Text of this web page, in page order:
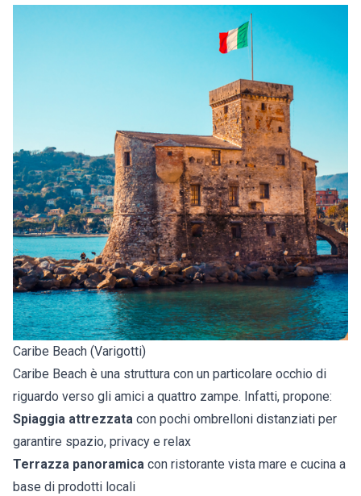
Caribe Beach (Varigotti)
Caribe Beach è una struttura con un particolare occhio di
riguardo verso gli amici a quattro zampe. Infatti, propone:
Spiaggia attrezzata con pochi ombrelloni distanziati per
garantire spazio, privacy e relax
Terrazza panoramica con ristorante vista mare e cucina a
base di prodotti locali